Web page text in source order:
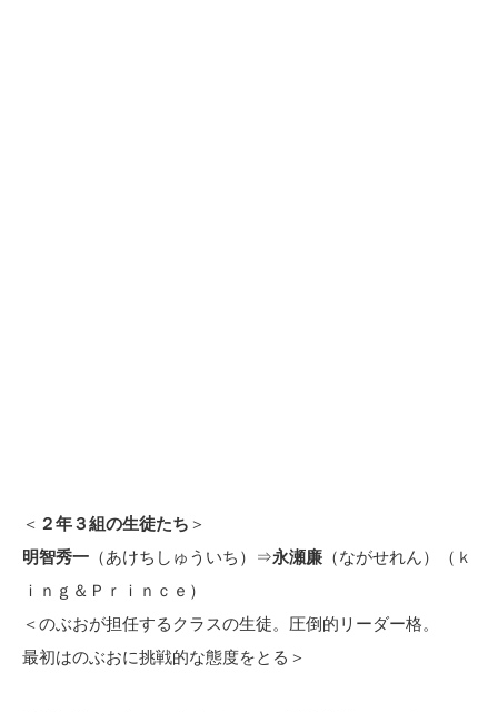
＜ ２年３組の生徒たち ＞
明智秀一 （あけちしゅういち）⇒永瀬廉 （ながせれん）（ｋ
ｉｎｇ＆Ｐｒｉｎｃｅ）
＜のぶおが担任するクラスの生徒。圧倒的リーダー格。
最初はのぶおに挑戦的な態度をとる＞